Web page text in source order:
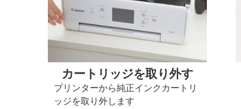
カートリッジを取り外す
プリンターから純正インクカートリ
ッジを取り外します